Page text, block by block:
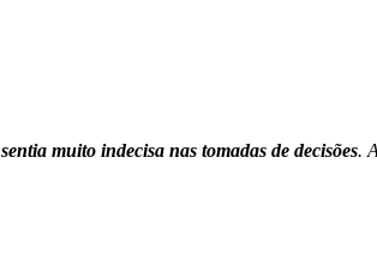
muito indecisa nas tomadas de decisões.